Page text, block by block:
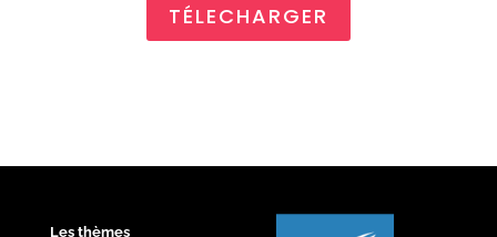
TÉLECHARGER
Les thèmes